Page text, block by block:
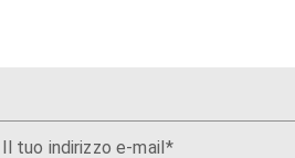
Il tuo indirizzo e-mail